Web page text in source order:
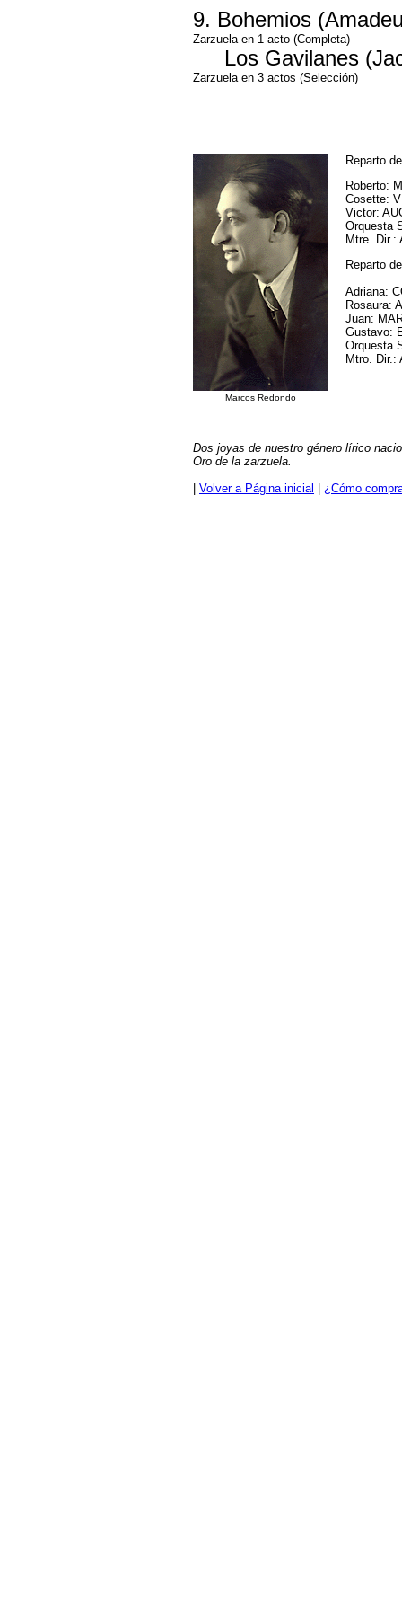
9. Bohemios
Zarzuela en 1 acto (Completa)
Los Gavilanes
Zarzuela en 3 actos (Selección)
Marcos Redondo
Reparto
Roberto:
Cosette:
Victor:
Orquesta
Mtre. Dir.:
Reparto
Adriana:
Rosaura:
Juan:
Gustavo:
Orquesta
Mtro. Dir.:
Dos joyas de nuestro género lírico
Oro de la zarzuela.
Volver a Página inicial ¿Cómo